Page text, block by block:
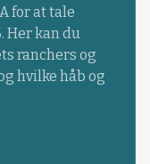
for at tale
Her kan du
ranchers og
hvilke håb og